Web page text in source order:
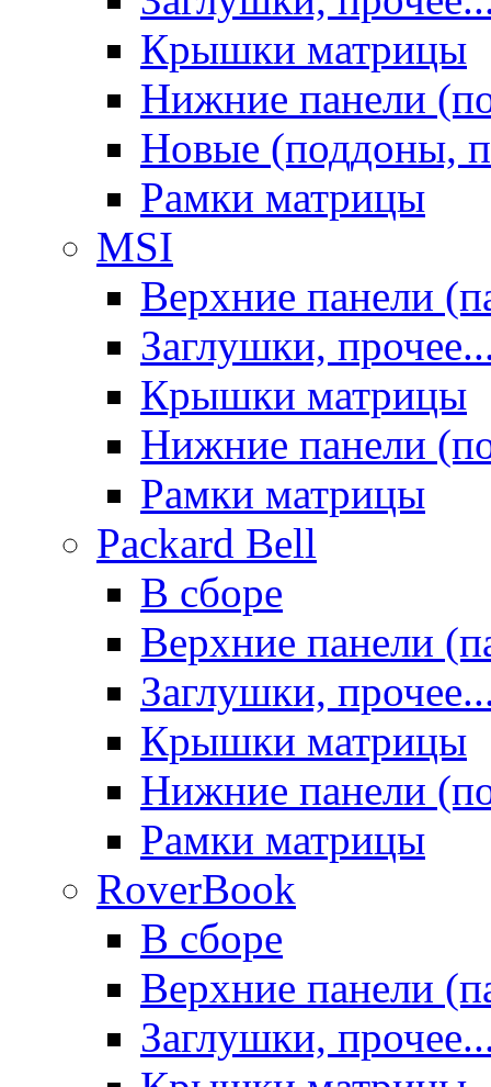
Крышки матрицы
Нижние панели
Новые (поддоны,
Рамки матрицы
MSI
Верхние панели
Заглушки,
Крышки матрицы
Нижние панели
Рамки матрицы
Packard Bell
В сборе
Верхние панели
Заглушки,
Крышки матрицы
Нижние панели
Рамки матрицы
RoverBook
В сборе
Верхние панели
Заглушки,